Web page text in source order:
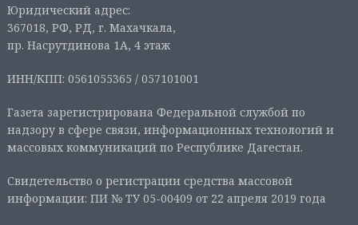
Юридический адрес:
367018, РФ, РД, г. Махачкала,
пр. Насрутдинова 1А, 4 этаж
ИНН/КПП: 0561055365 / 057101001
Газета зарегистрирована Федеральной службой по
надзору в сфере связи, информационных технологий и
массовых коммуникаций по Республике Дагестан.
Свидетельство о регистрации средства массовой
информации: ПИ № ТУ 05-00409 от 22 апреля 2019 года